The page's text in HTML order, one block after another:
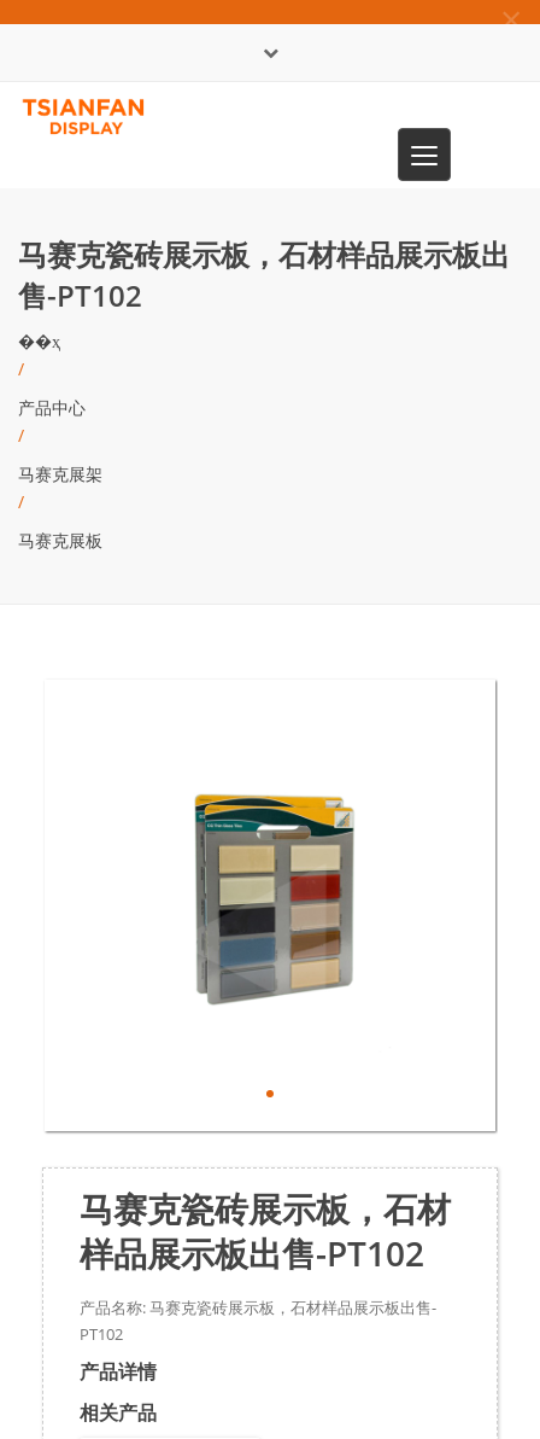
×
Toggle
navigation
马赛克瓷砖展示板，石材样品展示板出
售-PT102
��ҳ
/
产品中心
/
马赛克展架
/
马赛克展板
马赛克瓷砖展示板，石材
样品展示板出售-PT102
产品名称: 马赛克瓷砖展示板，石材样品展示板出售-
PT102
产品详情
相关产品